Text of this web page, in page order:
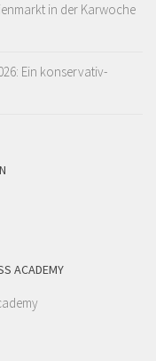
in der Karwoche
Ein konservativ-
ACADEMY